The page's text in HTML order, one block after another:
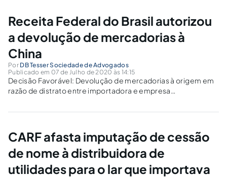
Receita Federal do Brasil autorizou
a devolução de mercadorias à
China
Por DB Tesser Sociedade de Advogados
Publicado em 07 de Julho de 2020 às 14:15
Decisão Favorável: Devolução de mercadorias à origem em
razão de distrato entre importadora e empresa
CARF afasta imputação de cessão
de nome à distribuidora de
utilidades para o lar que importava